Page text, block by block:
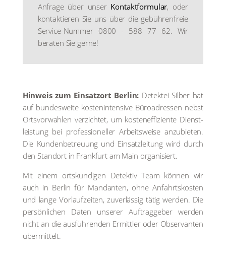
Anfra­ge über unser Kon­takt­for­mu­lar, oder
kon­tak­tie­ren Sie uns über die gebüh­ren­freie
Ser­vice-Num­mer 0800 - 588 77 62. Wir
bera­ten Sie ger­ne!
Hin­weis zum Ein­satz­ort Ber­lin: Detek­tei Sil­ber hat
auf bun­des­wei­te kos­ten­in­ten­si­ve Büro­adres­sen nebst
Orts­vor­wah­len ver­zich­tet, um kos­ten­ef­fi­zi­en­te Dienst­
leis­tung bei pro­fes­sio­nel­ler Arbeits­wei­se anzu­bie­ten.
Die Kun­den­be­treu­ung und Ein­satz­lei­tung wird durch
den Stand­ort in Frank­furt am Main orga­ni­siert.
Mit einem orts­kun­di­gen Detek­tiv Team kön­nen wir
auch in Ber­lin für Man­dan­ten, ohne Anfahrts­kos­ten
und lan­ge Vor­lauf­zei­ten, zuver­läs­sig tätig wer­den. Die
per­sön­li­chen Daten unse­rer Auf­trag­ge­ber wer­den
nicht an die aus­füh­ren­den Ermitt­ler oder Obser­van­ten
über­mit­telt.